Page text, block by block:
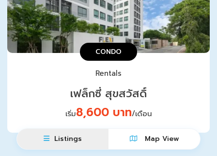
CONDO
Rentals
เฟล็กซี่ สุขสวัสดิ์
เริ่ม8,600 บาท/เดือน
Listings Map View